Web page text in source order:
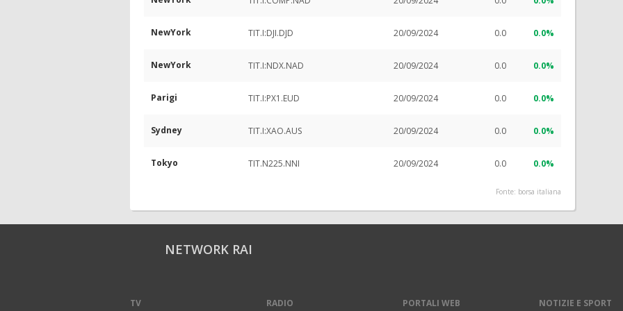
NewYork TIT.I:DJI.DJD 20/09/2024 0.0 0.0%
NewYork TIT.I:NDX.NAD 20/09/2024 0.0 0.0%
Parigi TIT.I:PX1.EUD 20/09/2024 0.0 0.0%
Sydney TIT.I:XAO.AUS 20/09/2024 0.0 0.0%
Tokyo TIT.N225.NNI 20/09/2024 0.0 0.0%
Fonte: borsa italiana
NETWORK RAI
TV RADIO PORTALI WEB NOTIZIE E SPORT